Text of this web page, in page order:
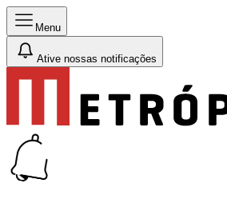
Menu
Ative nossas notificações